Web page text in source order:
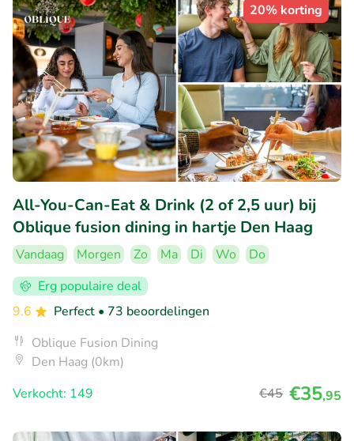
20% korting
All-You-Can-Eat & Drink (2 of 2,5 uur) bij
Oblique fusion dining in hartje Den Haag
Vandaag Morgen Zo Ma Di Wo
Do
Erg populaire deal
9.6
Perfect • 73 beoordelingen
Oblique Fusion Dining
Den Haag (0km)
Verkocht: 149
€45 €35,95